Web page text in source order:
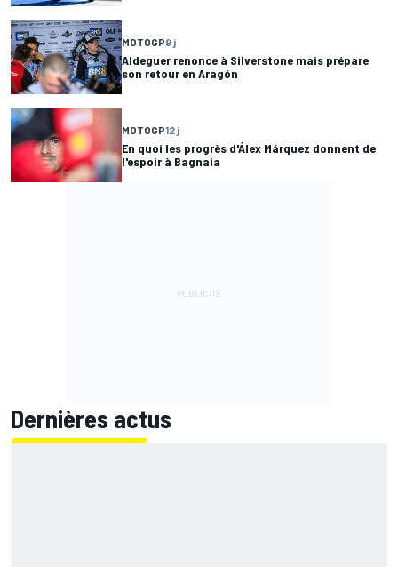
MOTOGP9 j
Aldeguer renonce à Silverstone mais prépare
son retour en Aragón
MOTOGP12 j
En quoi les progrès d'Álex Márquez donnent de
l'espoir à Bagnaia
Dernières actus